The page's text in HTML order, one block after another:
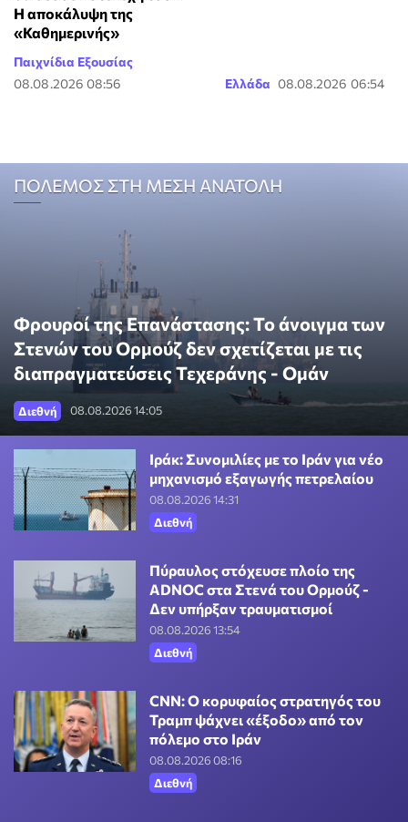
Η αποκάλυψη της
«Καθημερινής»
Παιχνίδια Εξουσίας
08.08.2026 08:56
Ελλάδα 08.08.2026 06:54
Φρουροί της Επανάστασης: Το άνοιγμα των
Στενών του Ορμούζ δεν σχετίζεται με τις
διαπραγματεύσεις Τεχεράνης - Ομάν
08.08.2026 14:05
Διεθνή
Ιράκ: Συνομιλίες με το Ιράν για νέο
μηχανισμό εξαγωγής πετρελαίου
08.08.2026 14:31
Διεθνή
Πύραυλος στόχευσε πλοίο της
ADNOC στα Στενά του Ορμούζ -
Δεν υπήρξαν τραυματισμοί
08.08.2026 13:54
Διεθνή
CNN: Ο κορυφαίος στρατηγός του
Τραμπ ψάχνει «έξοδο» από τον
πόλεμο στο Ιράν
08.08.2026 08:16
Διεθνή
ΠΟΛΕΜΟΣ ΣΤΗ ΜΕΣΗ ΑΝΑΤΟΛΗ